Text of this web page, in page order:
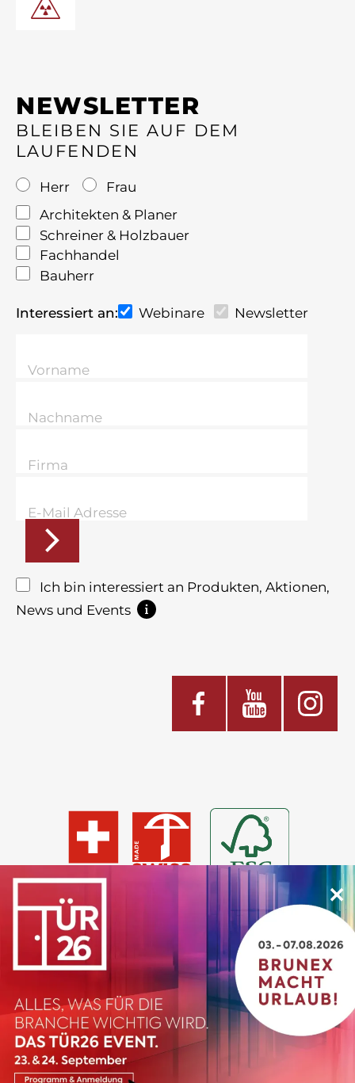
×
NEWSLETTER
BLEIBEN SIE AUF DEM
LAUFENDEN
Herr
Frau
Architekten & Planer
Schreiner & Holzbauer
Fachhandel
Bauherr
Interessiert an: Webinare Newsletter
Ich bin interessiert an Produkten, Aktionen,
News und Events
© 2026 BRUNEX
AGB Datenschutz
Kontakt
Cookie Einstellungen
designed & developed by